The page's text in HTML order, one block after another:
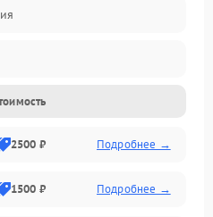
2500 ₽ Подробнее →
1500 ₽ Подробнее →